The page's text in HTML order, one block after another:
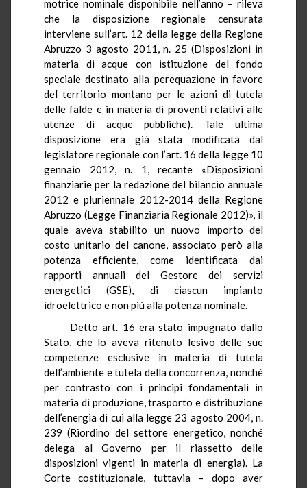
motrice nominale disponibile nell’anno – rileva
che la disposizione regionale censurata
interviene sull’art. 12 della legge della Regione
Abruzzo 3 agosto 2011, n. 25 (Disposizioni in
materia di acque con istituzione del fondo
speciale destinato alla perequazione in favore
del territorio montano per le azioni di tutela
delle falde e in materia di proventi relativi alle
utenze di acque pubbliche). Tale ultima
disposizione era già stata modificata dal
legislatore regionale con l’art. 16 della legge 10
gennaio 2012, n. 1, recante «Disposizioni
finanziarie per la redazione del bilancio annuale
2012 e pluriennale 2012-2014 della Regione
Abruzzo (Legge Finanziaria Regionale 2012)», il
quale aveva stabilito un nuovo importo del
costo unitario del canone, associato però alla
potenza efficiente, come identificata dai
rapporti annuali del Gestore dei servizi
energetici (GSE), di ciascun impianto
idroelettrico e non più alla potenza nominale.
Detto art. 16 era stato impugnato dallo
Stato, che lo aveva ritenuto lesivo delle sue
competenze esclusive in materia di tutela
dell’ambiente e tutela della concorrenza, nonché
per contrasto con i principî fondamentali in
materia di produzione, trasporto e distribuzione
dell’energia di cui alla legge 23 agosto 2004, n.
239 (Riordino del settore energetico, nonché
delega al Governo per il riassetto delle
disposizioni vigenti in materia di energia). La
Corte costituzionale, tuttavia – dopo aver